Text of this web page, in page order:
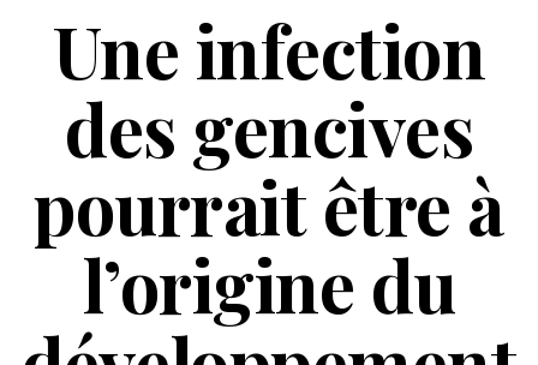
Une infection
des gencives
pourrait être à
l’origine du